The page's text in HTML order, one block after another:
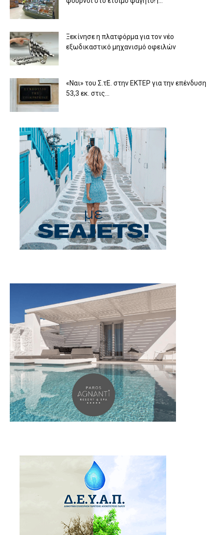
Ξεκίνησε η πλατφόρμα για τον νέο
εξωδικαστικό μηχανισμό οφειλών
«Ναι» του Σ.τΕ. στην ΕΚΤΕΡ για την επένδυση
53,3 εκ. στις...